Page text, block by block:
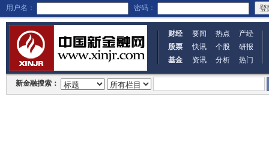
用户名： 密码：
财经 要闻 热点
产经
股票
快讯 个股
研报
基金
资讯 分析 热门
新金融搜索：